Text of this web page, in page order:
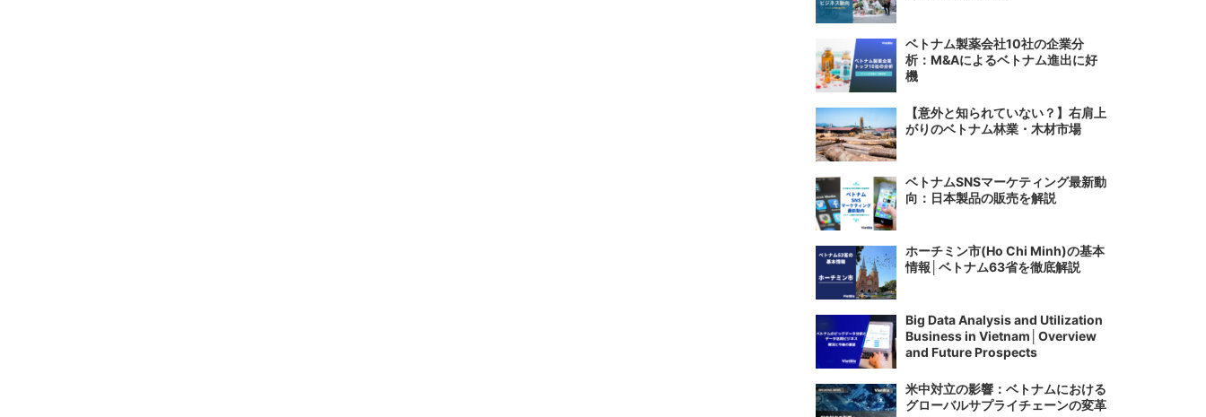
ベトナム製薬会社10社の企業分
析：M&Aによるベトナム進出に好
機
【意外と知られていない？】右肩上
がりのベトナム林業・木材市場
ベトナムSNSマーケティング最新動
向：日本製品の販売を解説
ホーチミン市(Ho Chi Minh)の基本
情報│ベトナム63省を徹底解説
Big Data Analysis and Utilization
Business in Vietnam│Overview
and Future Prospects
米中対立の影響：ベトナムにおける
グローバルサプライチェーンの変革